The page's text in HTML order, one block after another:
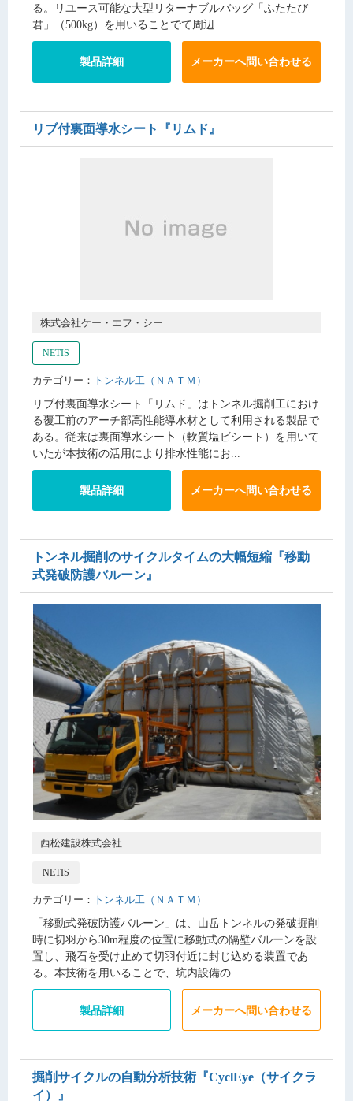
る。リユース可能な大型リターナブルバッグ「ふたたび
君」（500kg）を用いることでて周辺...
製品詳細 メーカーへ問い合わせる
リブ付裏面導水シート 『リムド』
株式会社ケー・エフ・シー
NETIS
カテゴリー： トンネル工（ＮＡＴＭ）
リブ付裏面導水シート「リムド」はトンネル掘削工におけ
る覆工前のアーチ部高性能導水材として利用される製品で
ある。従来は裏面導水シー卜（軟質塩ビシート）を用いて
いたが本技術の活用により排水性能にお...
製品詳細 メーカーへ問い合わせる
トンネル掘削のサイクルタイムの大幅短縮 『移動
式発破防護バルーン』
西松建設株式会社
NETIS
カテゴリー： トンネル工（ＮＡＴＭ）
「移動式発破防護バルーン」は、山岳トンネルの発破掘削
時に切羽から30m程度の位置に移動式の隔壁バルーンを設
置し、飛石を受け止めて切羽付近に封じ込める装置であ
る。本技術を用いることで、坑内設備の...
製品詳細 メーカーへ問い合わせる
掘削サイクルの自動分析技術 『CyclEye（サイクラ
イ）』